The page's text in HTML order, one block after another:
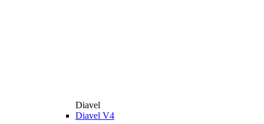
Diavel
Diavel V4